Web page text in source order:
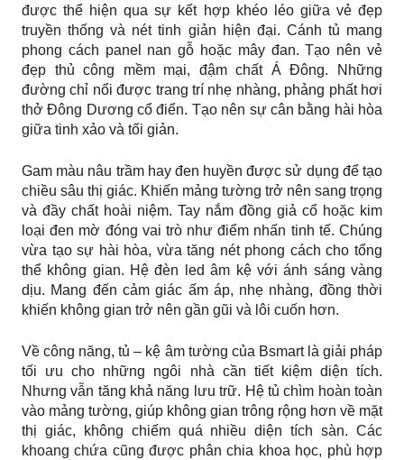
được thể hiện qua sự kết hợp khéo léo giữa vẻ đẹp
truyền thống và nét tinh giản hiện đại. Cánh tủ mang
phong cách panel nan gỗ hoặc mây đan. Tạo nên vẻ
đẹp thủ công mềm mại, đậm chất Á Đông. Những
đường chỉ nổi được trang trí nhẹ nhàng, phảng phất hơi
thở Đông Dương cổ điển. Tạo nên sự cân bằng hài hòa
giữa tinh xảo và tối giản.
Gam màu nâu trầm hay đen huyền được sử dụng để tạo
chiều sâu thị giác. Khiến mảng tường trở nên sang trọng
và đầy chất hoài niệm. Tay nắm đồng giả cổ hoặc kim
loại đen mờ đóng vai trò như điểm nhấn tinh tế. Chúng
vừa tạo sự hài hòa, vừa tăng nét phong cách cho tổng
thể không gian. Hệ đèn led âm kệ với ánh sáng vàng
dịu. Mang đến cảm giác ấm áp, nhẹ nhàng, đồng thời
khiến không gian trở nên gần gũi và lôi cuốn hơn.
Về công năng, tủ – kệ âm tường của Bsmart là giải pháp
tối ưu cho những ngôi nhà cần tiết kiệm diện tích.
Nhưng vẫn tăng khả năng lưu trữ. Hệ tủ chìm hoàn toàn
vào mảng tường, giúp không gian trông rộng hơn về mặt
thị giác, không chiếm quá nhiều diện tích sàn. Các
khoang chứa cũng được phân chia khoa học, phù hợp